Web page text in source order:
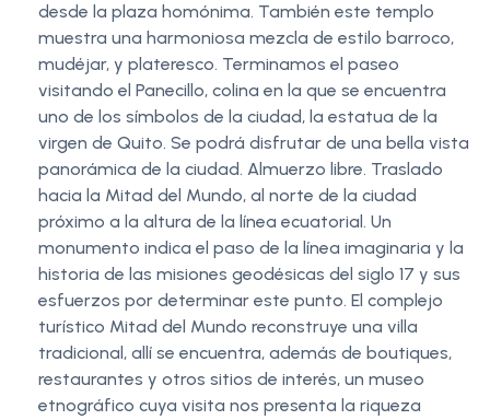
desde la plaza homónima. También este templo
muestra una harmoniosa mezcla de estilo barroco,
mudéjar, y plateresco. Terminamos el paseo
visitando el Panecillo, colina en la que se encuentra
uno de los símbolos de la ciudad, la estatua de la
virgen de Quito. Se podrá disfrutar de una bella vista
panorámica de la ciudad. Almuerzo libre. Traslado
hacia la Mitad del Mundo, al norte de la ciudad
próximo a la altura de la línea ecuatorial. Un
monumento indica el paso de la línea imaginaria y la
historia de las misiones geodésicas del siglo 17 y sus
esfuerzos por determinar este punto. El complejo
turístico Mitad del Mundo reconstruye una villa
tradicional, allí se encuentra, además de boutiques,
restaurantes y otros sitios de interés, un museo
etnográfico cuya visita nos presenta la riqueza